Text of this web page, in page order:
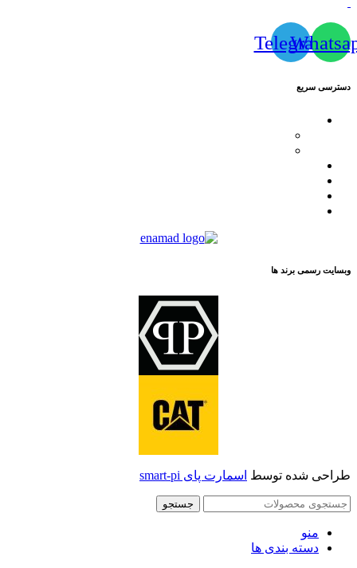
Telegram
دسترسی سریع
وبسایت رسمی برند ها
طراحی شده توسط اسمارت پای smart-pi
جستجو
منو
دسته بندی ها